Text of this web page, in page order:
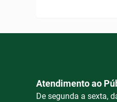
Atendimento ao
De segunda a sexta,